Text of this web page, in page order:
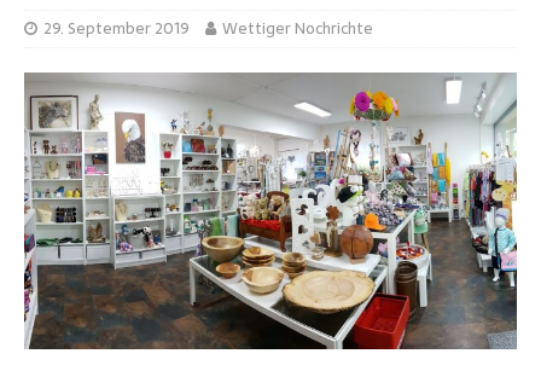
29. September 2019 Wettiger Nochrichte